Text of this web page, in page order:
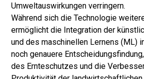
Umweltauswirkungen verringern.
Während sich die Technologie
ermöglicht die Integration der
und des maschinellen Lernens (ML)
noch genauere
des Ernteschutzes und die